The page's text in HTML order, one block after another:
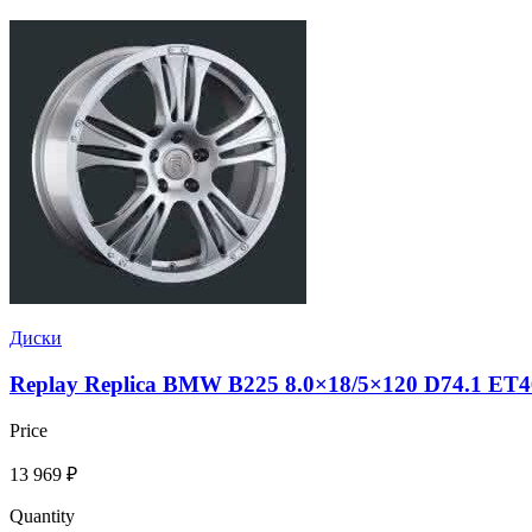
Диски
Replay Replica BMW B225 8.0×18/5×120 D74.1
Price
13 969 ₽
Quantity